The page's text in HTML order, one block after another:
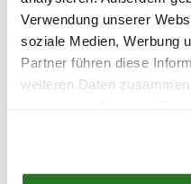
Verwendung unserer
soziale Medien, Werbung
Partner führen diese
weiteren Daten
braun-beige
11,99
inkl. MwSt.zzgl.